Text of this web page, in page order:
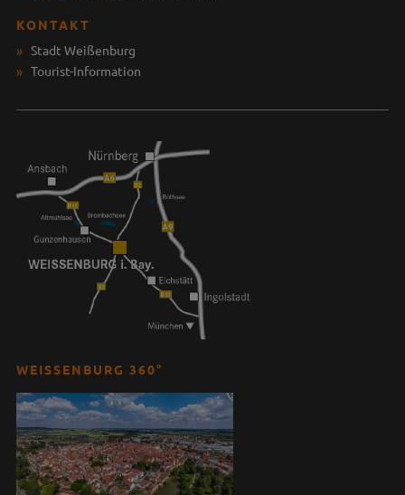
KONTAKT
Stadt Weißenburg
Tourist-Information
WEISSENBURG 360°